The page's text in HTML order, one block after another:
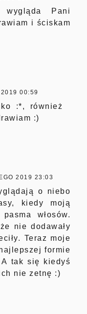
Pani
i ściskam
00:59
:*, również
:)
2019 23:03
o niebo
kiedy moją
włosów.
nie dodawały
Teraz moje
formie
tak się kiedyś
nie zetnę :)